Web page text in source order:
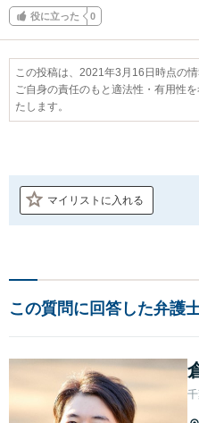
役に立った 0
この投稿は、2021年3月16日時点の情
ご自身の責任のもと適法性・有用性
たします。
マイリストに入れる
この質問に回答した弁護